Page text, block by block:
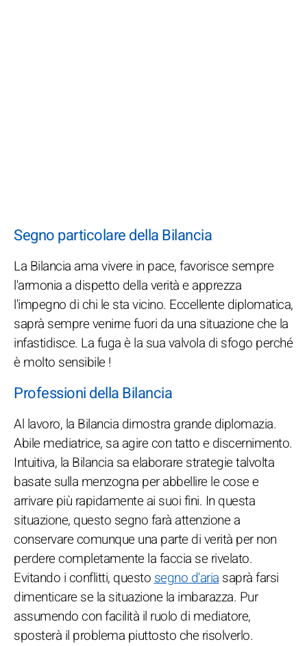
Segno particolare della Bilancia
La Bilancia ama vivere in pace, favorisce sempre
l'armonia a dispetto della verità e apprezza
l'impegno di chi le sta vicino. Eccellente diplomatica,
saprà sempre venirne fuori da una situazione che la
infastidisce. La fuga è la sua valvola di sfogo perché
è molto sensibile !
Professioni della Bilancia
Al lavoro, la Bilancia dimostra grande diplomazia.
Abile mediatrice, sa agire con tatto e discernimento.
Intuitiva, la Bilancia sa elaborare strategie talvolta
basate sulla menzogna per abbellire le cose e
arrivare più rapidamente ai suoi fini. In questa
situazione, questo segno farà attenzione a
conservare comunque una parte di verità per non
perdere completamente la faccia se rivelato.
Evitando i conflitti, questo segno d'aria saprà farsi
dimenticare se la situazione la imbarazza. Pur
assumendo con facilità il ruolo di mediatore,
sposterà il problema piuttosto che risolverlo.